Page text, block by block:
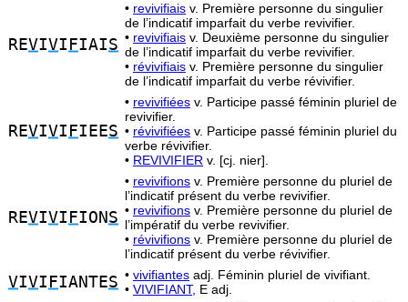
REVIVI FIAIS
• revivifiais v. Première personne du singulier
de l’indicatif imparfait du verbe revivifier.
• revivifiais v. Deuxième personne du singulier
de l’indicatif imparfait du verbe revivifier.
• révivifiais v. Première personne du singulier
de l’indicatif imparfait du verbe révivifier.
REVIVI FIEES
• revivifiées v. Participe passé féminin pluriel de
revivifier.
• révivifiées v. Participe passé féminin pluriel du
verbe révivifier.
• REVIVIFIER v. [cj. nier].
REVIVI FION S
• revivifions v. Première personne du pluriel de
l’indicatif présent du verbe revivifier.
• revivifions v. Première personne du pluriel de
l’impératif du verbe revivifier.
• révivifions v. Première personne du pluriel de
l’indicatif présent du verbe révivifier.
VIVI FIANTES • vivifiantes adj. Féminin pluriel de vivifiant.
• VIVIFIANT, E adj.